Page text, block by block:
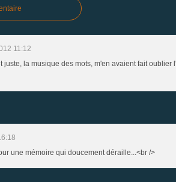
11:12
juste, la musique des mots, m'en avaient fait
une mémoire qui doucement déraille...<br />